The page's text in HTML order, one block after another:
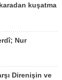
kuşatma
Nur
Direnişin ve